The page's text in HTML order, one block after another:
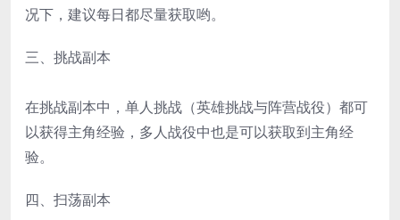
况下，建议每日都尽量获取哟。
三、挑战副本
在挑战副本中，单人挑战（英雄挑战与阵营战役）都可
以获得主角经验，多人战役中也是可以获取到主角经
验。
四、扫荡副本